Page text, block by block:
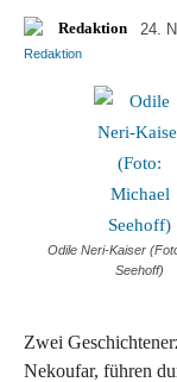
Redaktion 24.
Odile Neri-Kaiser
Seehoff)
Zwei
Nekoufar, führen